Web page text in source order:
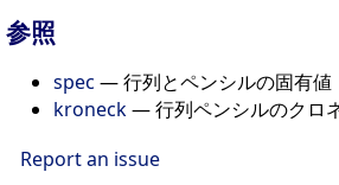
参照
spec — 行列とペンシルの固有値
kroneck— 行列ペンシルのクロ
Report an issue